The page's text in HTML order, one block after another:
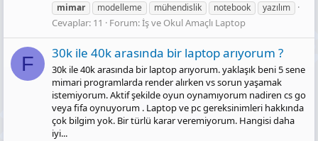
mimar
modelleme mühendislik notebook yazılım
Cevaplar: 11 Forum:İş ve Okul Amaçlı Laptop
F 30k ile 40k arasında bir laptop arıyorum ?
30k ile 40k arasında bir laptop arıyorum. yaklaşık beni 5 sene
mimari programlarda render alırken vs sorun yaşamak
istemiyorum. Aktif şekilde oyun oynamıyorum nadiren cs go
veya fifa oynuyorum . Laptop ve pc gereksinimleri hakkında
çok bilgim yok. Bir türlü karar veremiyorum. Hangisi daha
iyi...